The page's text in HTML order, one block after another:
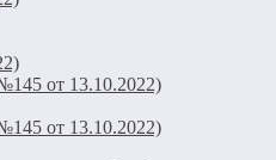
от 13.10.2022)
от 13.10.2022)